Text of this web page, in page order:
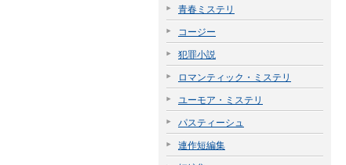
青春ミステリ
コージー
犯罪小説
ロマンティック・ミステリ
ユーモア・ミステリ
パスティーシュ
連作短編集